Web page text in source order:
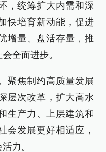
，统筹扩大内需和深
快培育新动能，促进
增量、盘活存量，推
全面进步。
焦制约高质量发展
层次改革，扩大高水
生产力、上层建筑和
会发展更好相适应，
力。